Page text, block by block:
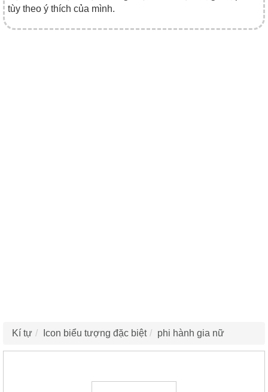
tùy theo ý thích của mình.
Kí tự Icon biểu tượng đặc biệt phi hành gia nữ